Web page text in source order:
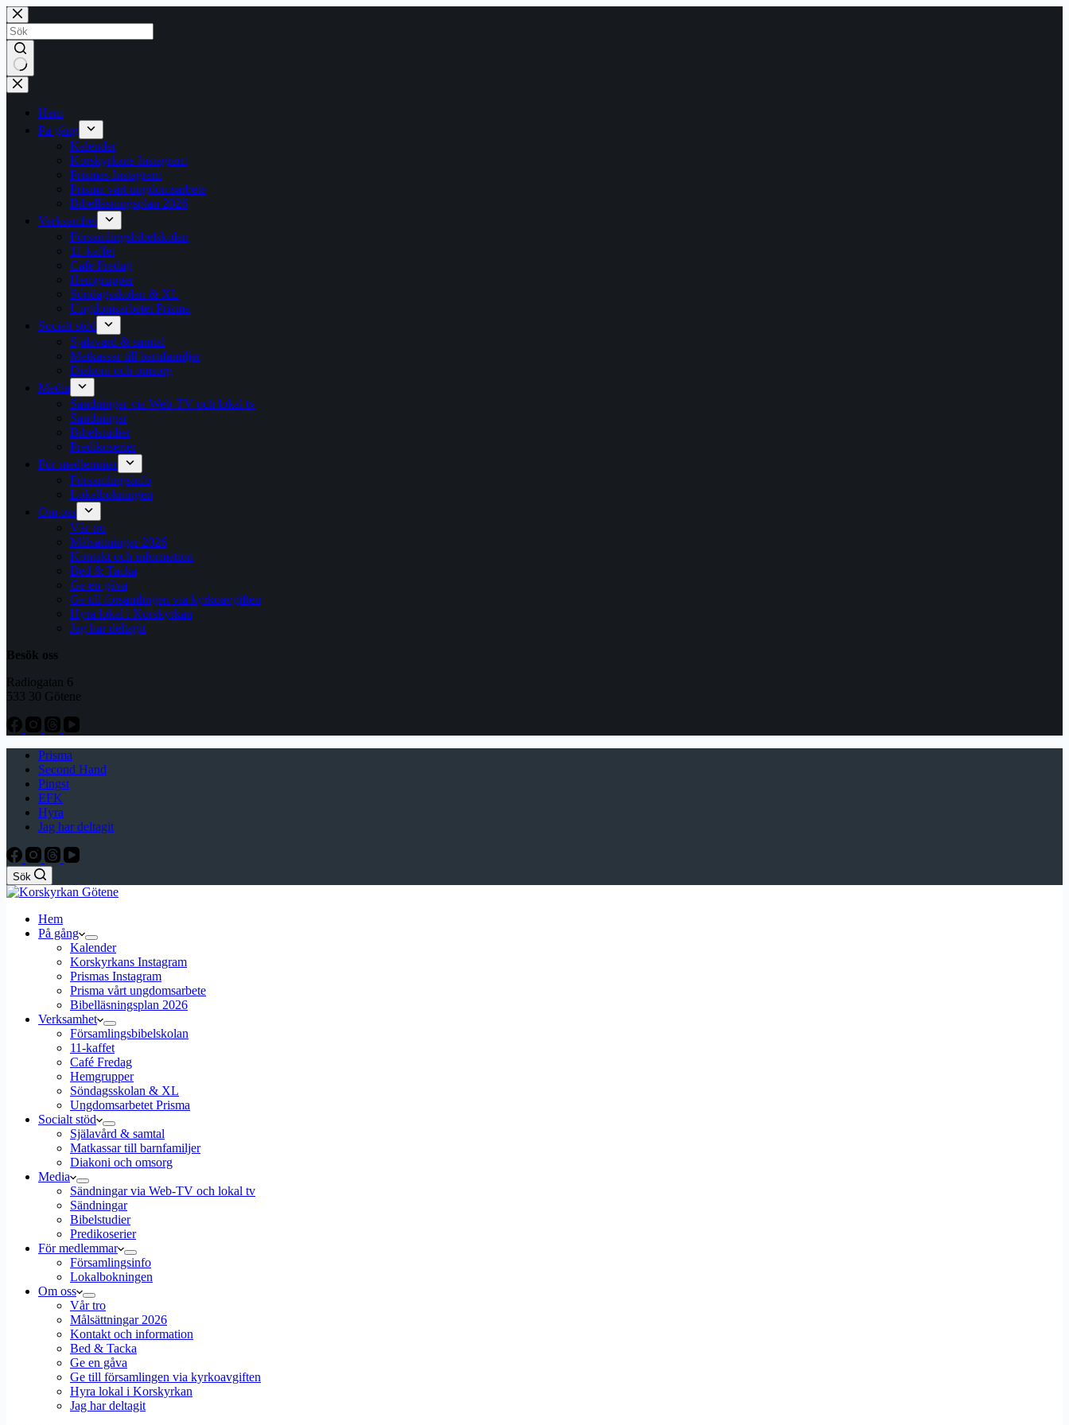
Hoppa
till
innehåll
Inga
resultat
Hem
På gång
Kalender
Korskyrkans Instagram
Prismas Instagram
Prisma vårt ungdomsarbete
Bibelläsningsplan 2026
Verksamhet
Församlingsbibelskolan
11-kaffet
Café Fredag
Hemgrupper
Söndagsskolan & XL
Ungdomsarbetet Prisma
Socialt stöd
Själavård & samtal
Matkassar till barnfamiljer
Diakoni och omsorg
Media
Sändningar via Web-TV och lokal tv
Sändningar
Bibelstudier
Predikoserier
För medlemmar
Församlingsinfo
Lokalbokningen
Om oss
Vår tro
Målsättningar 2026
Kontakt och information
Bed & Tacka
Ge en gåva
Ge till församlingen via kyrkoavgiften
Hyra lokal i Korskyrkan
Jag har deltagit
Besök oss
Radiogatan 6
533 30 Götene
Prisma
Second Hand
Pingst
EFK
Hyra
Jag har deltagit
Sök
Hem
På gång
Kalender
Korskyrkans Instagram
Prismas Instagram
Prisma vårt ungdomsarbete
Bibelläsningsplan 2026
Verksamhet
Församlingsbibelskolan
11-kaffet
Café Fredag
Hemgrupper
Söndagsskolan & XL
Ungdomsarbetet Prisma
Socialt stöd
Själavård & samtal
Matkassar till barnfamiljer
Diakoni och omsorg
Media
Sändningar via Web-TV och lokal tv
Sändningar
Bibelstudier
Predikoserier
För medlemmar
Församlingsinfo
Lokalbokningen
Om oss
Vår tro
Målsättningar 2026
Kontakt och information
Bed & Tacka
Ge en gåva
Ge till församlingen via kyrkoavgiften
Hyra lokal i Korskyrkan
Jag har deltagit